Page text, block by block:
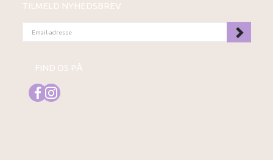
TILMELD NYHEDSBREV
ADRESSE
FIND OS PÅ